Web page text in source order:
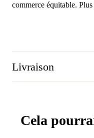
commerce équitable. Plus
Livraison
Cela